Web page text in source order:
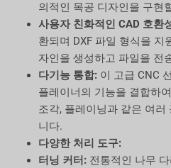
의적인 목공 디자인을 구현
사용자 친화적인 CAD 호환
환되며 DXF 파일 형식을 지
자인을 생성하고 파일을 전
다기능 통합:이 고급 CNC
플레이너의 기능을 결합하
조각, 플레이닝과 같은 여
니다.
다양한 처리 도구:
터닝 커터:전통적인 나무